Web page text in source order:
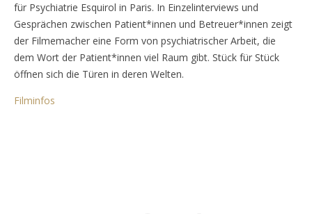
für Psychiatrie Esquirol in Paris. In Einzelinterviews und
Gesprächen zwischen Patient*innen und Betreuer*innen zeigt
der Filmemacher eine Form von psychiatrischer Arbeit, die
dem Wort der Patient*innen viel Raum gibt. Stück für Stück
öffnen sich die Türen in deren Welten.
Filminfos